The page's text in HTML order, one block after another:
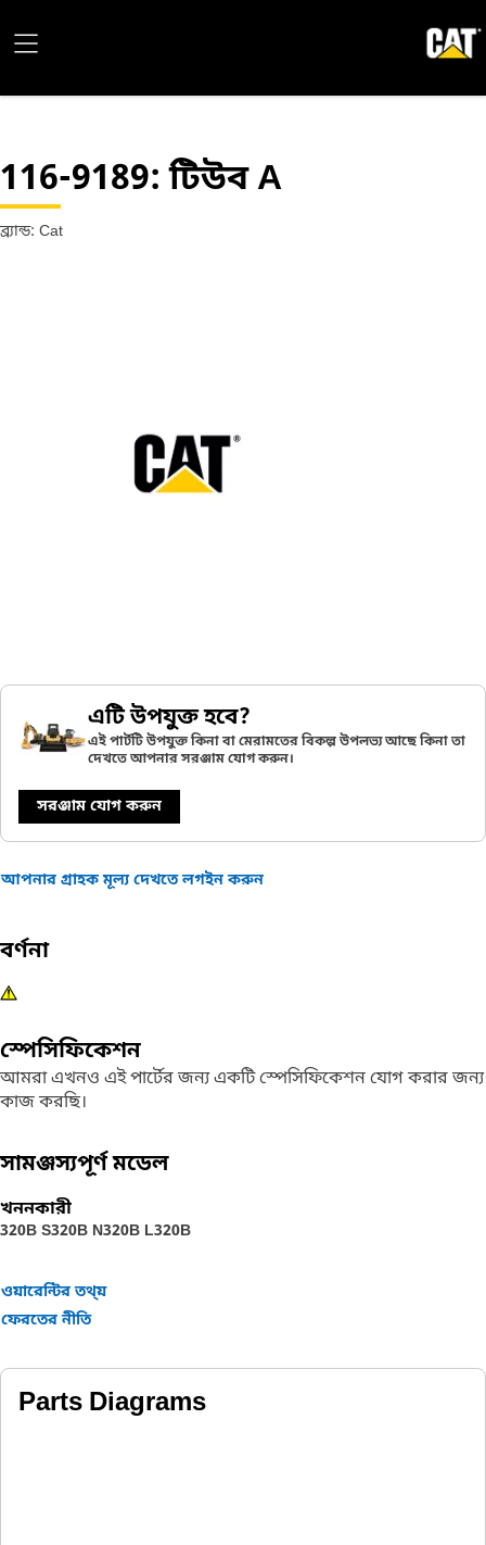
116-9189: টিউব A
ব্র্যান্ড: Cat
এটি উপযুক্ত হবে?
এই পার্টটি উপযুক্ত কিনা বা মেরামতের বিকল্প উপলভ্য আছে কিনা তা
দেখতে আপনার সরঞ্জাম যোগ করুন।
সরঞ্জাম যোগ করুন
আপনার গ্রাহক মূল্য দেখতে লগইন করুন
বর্ণনা
স্পেসিফিকেশন
আমরা এখনও এই পার্টের জন্য একটি স্পেসিফিকেশন যোগ করার জন্য
কাজ করছি।
সামঞ্জস্যপূর্ণ মডেল
খননকারী
320B S320B N320B L320B
ওয়ারেন্টির তথ্য়
ফেরতের নীতি
Parts Diagrams